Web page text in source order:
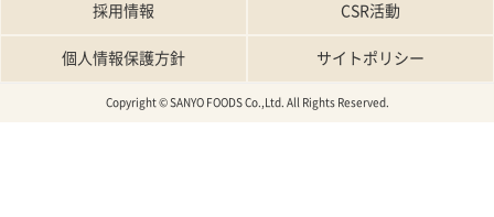
採用情報 CSR活動
個人情報保護方針 サイトポリシー
Copyright © SANYO FOODS Co.,Ltd. All Rights Reserved.